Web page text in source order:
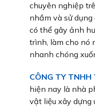
chuyên nghiệp
nhầm và sử
có thể gây ảnh
trình, làm cho nó
nhanh chóng
CÔNG TY TNHH
hiện nay là nhà
vật liệu xây